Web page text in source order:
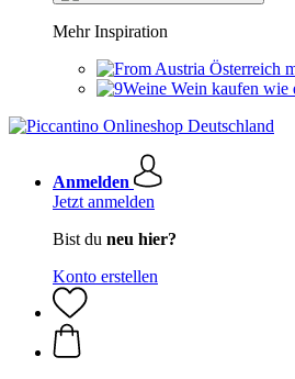
Mehr Inspiration
Österreich
Wein kaufen wie
Anmelden
Jetzt anmelden
Bist du neu hier?
Konto erstellen